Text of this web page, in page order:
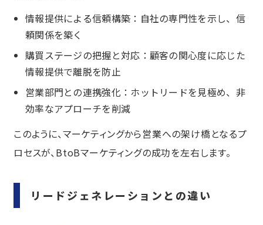
設計
情報連携の精度を高める実務プロセス
定量評価に基づいた部門間KPIマネジメ
ント
成功事例5選に学ぶリードナーチャリング
の実践
成功事例2：株式会社キトー
成功事例5：株式会社マイナビ
情報提供による信頼構築：自社の専門性を示し、信
頼関係を築く
購買ステージの把握と対応：顧客の関心度に応じた
情報提供で離脱を防止
営業部門との連携強化：ホットリードを見極め、非
効率なアプローチを削減
このように、マーケティングから営業への架け橋となるプ
ロセスが、BtoBマーケティングの成功を左右します。
リードジェネレーションとの違い